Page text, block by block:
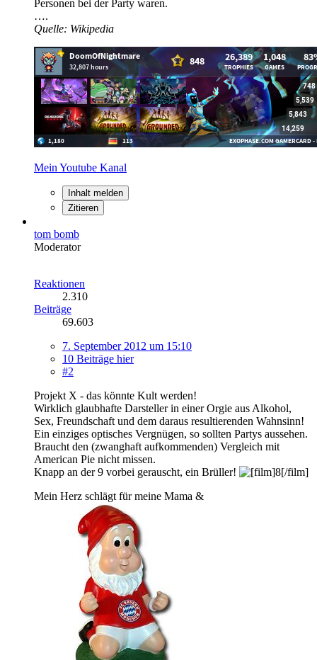
Personen bei der Party waren.
….
Quelle: Wikipedia
Mein Youtube Kanal
Inhalt melden
Zitieren
tom bomb
Moderator
Reaktionen
2.310
Beiträge
69.603
7. September 2012 um 15:10
10 Beiträge hier
#2
Projekt X - das könnte Kult werden!
Wirklich glaubhafte Darsteller in einer Orgie aus Alkohol,
Sex, Freundschaft und dem daraus resultierenden Wahnsinn!
Ein einziges optisches Vergnügen, so sollten Partys aussehen.
Braucht den (zwanghaft aufkommenden) Vergleich mit
American Pie nicht missen.
Knapp an der 9 vorbei gerauscht, ein Brüller!
Mein Herz schlägt für meine Mama &